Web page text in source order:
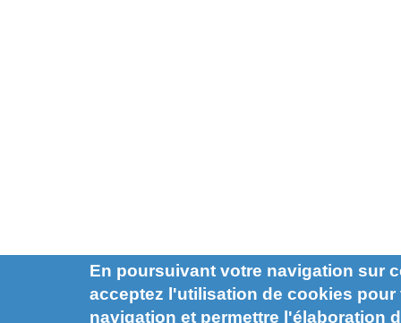
En poursuivant votre navigation sur
acceptez l'utilisation de cookies pour
navigation et permettre l'élaboration